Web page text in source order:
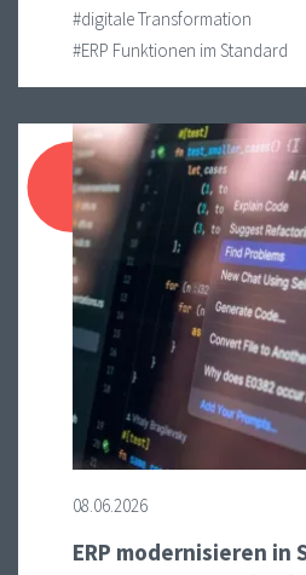
#digitale Transformation
#ERP Funktionen im Standard
08.06.2026
ERP modernisieren in